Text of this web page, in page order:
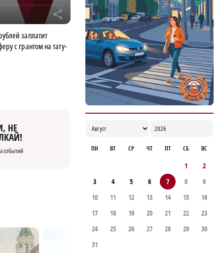
r
заплатит
с грантом на тату-
НЕ
событий
Садыр Жапаров и Глеб Никитин провели
рабочую встречу в Киргизии
17:38
ПН ВТ СР ЧТ ПТ СБ ВС
1
2
3
4 5 6 7 8
9
10
11 12 13 14 15
16
17
18 19 20 21 22
23
24
25 26 27 28 29
30
31